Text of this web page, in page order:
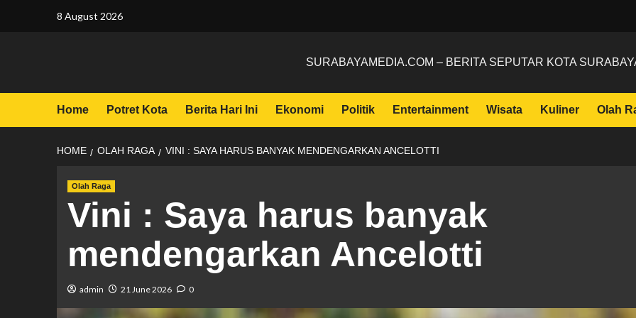
8 August 2026
SURABAYAMEDIA.COM – BERITA SEPUTAR KOTA
Home Potret Kota Berita Hari Ini Ekonomi Politik Entertainment Wisata Kuliner Olah
HOME OLAH RAGA VINI : SAYA HARUS BANYAK MENDENGARKAN ANCELOTTI
Olah Raga
Vini : Saya harus banyak
mendengarkan Ancelotti
admin 21 June 2026 0